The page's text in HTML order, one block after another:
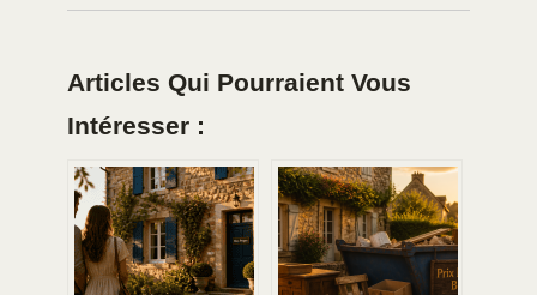
Articles Qui Pourraient Vous
Intéresser :